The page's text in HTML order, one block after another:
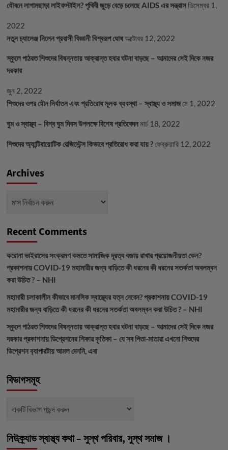
যৌবনে লাগামছাড়া লাইফস্টাইল? পৃথিবী জুড়ে বেড়ে চলেছে AIDS এর সন্ত্রাসডিসেম্বর 1,
2022
নতুন চ্যালেঞ্জ নিলেন প্রবাসী বিজ্ঞানী বিশ্বরূপ ঘোষঅক্টোবর 12, 2022
স্কুলে পাঠরত শিশুদের বিষন্নতায় আক্রান্ত হবার ঘটনা বাড়ছে – আমাদের সেই দিকে নজর
দরকার
জুন 2, 2022
শিশুদের ওপর যৌন নির্যাতন এবং প্রতিরোধ মূলক ব্যবস্থা – স্বাস্থ্য ও সমাজমে 1, 2022
ঘুম ও স্বাস্থ্য – বিশ্ব ঘুম দিবস উপলক্ষে বিশেষ প্রতিবেদনমার্চ 18, 2022
শিশুদের অ্যান্টিবায়োটিক রেজিস্টেন্স কিভাবে প্রতিরোধ করা যায় ?ফেব্রুয়ারি 12, 2022
Archives
Archives
Recent Comments
করোনা ভাইরাসের সংক্রমণ কমতে সামাজিক দূরত্ব বজায় রাখার প্রয়োজনীয়তা কেন?
প্রকাশনায়COVID-19 মহামারীর জন্য বাড়িতে কী ধরনের কী ধরনের সতর্কতা অবলম্বন
করা উচিত ? – NHI
মহামারী চলাকালীন কীভাবে মানসিক স্বাস্থ্যের যত্ন নেবেন?প্রকাশনায়COVID-19
মহামারীর জন্য বাড়িতে কী ধরনের কী ধরনের সতর্কতা অবলম্বন করা উচিত ? – NHI
স্কুলে পাঠরত শিশুদের বিষন্নতায় আক্রান্ত হবার ঘটনা বাড়ছে – আমাদের সেই দিকে নজর
দরকারপ্রকাশনায়ডিপ্রেশনের শিকার কৃতিকা – যে সব পিতা-মাতারা এখনো শিশুদের
ডিপ্রেশন ব‍্যাপারটায় আমল দেননি, এবা
বিভাগসমূহ
বিভাগসমূহ
নিউক্র্যাড স্বাস্থ্য কথা – সুস্থ পরিবার, সুস্থ সমাজ ।